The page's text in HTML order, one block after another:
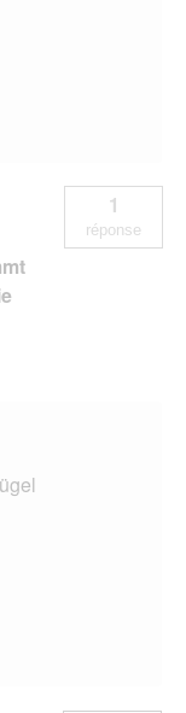
1
réponse